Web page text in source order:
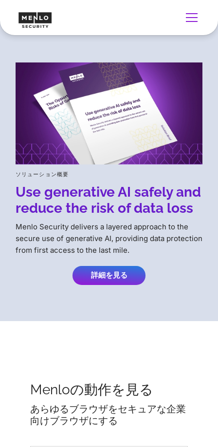
ソリューション概要
Use generative AI safely and
reduce the risk of data loss
Menlo Security delivers a layered approach to the
secure use of generative AI, providing data protection
from first access to the last mile.
詳細を見る
Menloの動作を見る
あらゆるブラウザをセキュアな企業
向けブラウザにする